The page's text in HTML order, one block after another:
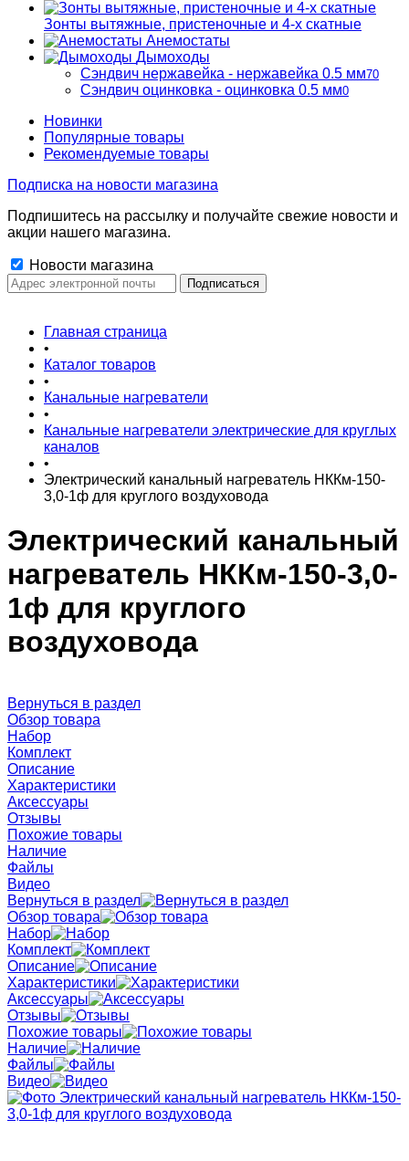
Зонты вытяжные, пристеночные и 4-х скатные
Анемостаты
Дымоходы
Сэндвич нержавейка - нержавейка 0.5 мм70
Сэндвич оцинковка - оцинковка 0.5 мм0
Новинки
Популярные товары
Рекомендуемые товары
Подписка на новости магазина
Подпишитесь на рассылку и получайте свежие новости и
акции нашего магазина.
Новости магазина
Главная страница
•
Каталог товаров
•
Канальные нагреватели
•
Канальные нагреватели электрические для круглых
каналов
•
Электрический канальный нагреватель НККм-150-
3,0-1ф для круглого воздуховода
Электрический канальный
нагреватель НККм-150-3,0-
1ф для круглого
воздуховода
Вернуться в раздел
Обзор товара
Набор
Комплект
Описание
Характеристики
Аксессуары
Отзывы
Похожие товары
Наличие
Файлы
Видео
Вернуться в раздел
Обзор товара
Набор
Комплект
Описание
Характеристики
Аксессуары
Отзывы
Похожие товары
Наличие
Файлы
Видео